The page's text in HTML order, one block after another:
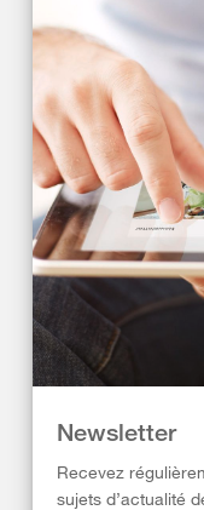
Newsletter
Recevez
sujets d’actualité